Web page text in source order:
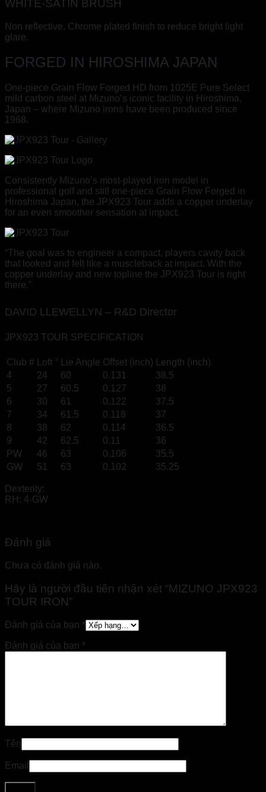
WHITE-SATIN BRUSH
Non reflective, Chrome plated finish to reduce bright light
glare.
FORGED IN HIROSHIMA JAPAN
One-piece Grain Flow Forged HD from 1025E Pure Select
mild carbon steel at Mizuno’s iconic facility in Hiroshima,
Japan – where Mizuno irons have been produced since
1968.
Consistently Mizuno’s most-played iron model in
professional golf and still one-piece Grain Flow Forged in
Hiroshima Japan, the JPX923 Tour adds a copper underlay
for an even smoother sensation at impact.
“The goal was to engineer a compact, players cavity back
that looked and felt like a muscleback at impact. With the
copper underlay and new topline the JPX923 Tour is right
there.”
DAVID LLEWELLYN – R&D Director
JPX923 TOUR SPECIFICATION
Club # Loft ° Lie Angle Offset (inch)
Length (inch)
4
24 60 0.131
38.5
5
27 60.5 0.127
38
6
30 61 0.122
37.5
7
34 61.5 0.118
37
8
38 62 0.114
36.5
9
42 62.5 0.11
36
PW
46 63 0.106
35.5
GW
51 63 0.102 35.25
Dexterity:
RH: 4-GW
Đánh giá
Chưa có đánh giá nào.
Hãy là người đầu tiên nhận xét “MIZUNO JPX923
TOUR IRON”
Đánh giá của bạn *
Đánh giá của bạn *
Tên
Email